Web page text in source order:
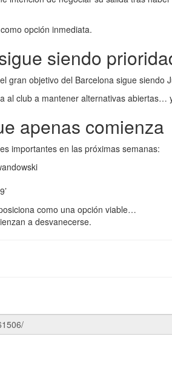
opción inmediata.
siendo
gran objetivo del Barcelona sigue siendo
al club a mantener alternativas abiertas…
apenas comienza
importantes en las próximas semanas:
como una opción viable…
a desvanecerse.